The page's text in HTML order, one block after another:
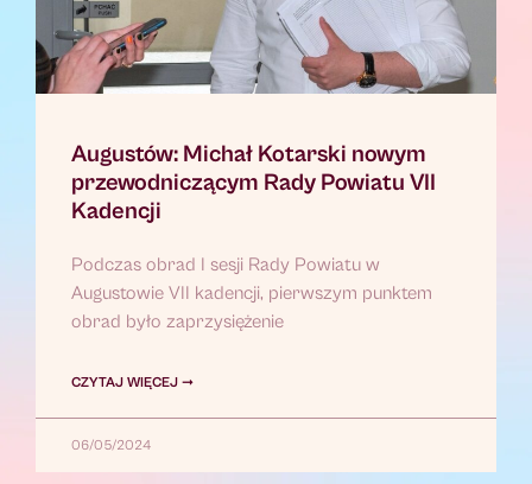
Augustów: Michał Kotarski nowym
przewodniczącym Rady Powiatu VII
Kadencji
Podczas obrad I sesji Rady Powiatu w
Augustowie VII kadencji, pierwszym punktem
obrad było zaprzysiężenie
CZYTAJ WIĘCEJ ➞
06/05/2024